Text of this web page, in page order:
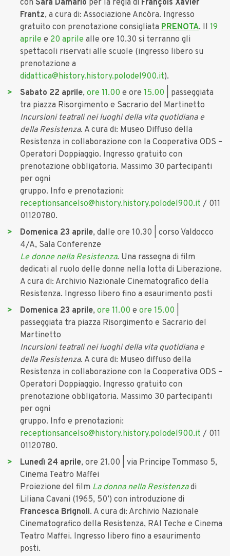
con Sara Damario per la regia di François Xavier
Frantz, a cura di: Associazione Ancòra. Ingresso
gratuito con prenotazione consigliata PRENOTA. Il 19
aprile e 20 aprile alle ore 10.30 si terranno gli
spettacoli riservati alle scuole (ingresso libero su
prenotazione a
didattica@history.history.polodel900.it).
Sabato 22 aprile, ore 11.00 e ore 15.00 | passeggiata
tra piazza Risorgimento e Sacrario del Martinetto
Incursioni teatrali nei luoghi della vita quotidiana e
della Resistenza. A cura di: Museo Diffuso della
Resistenza in collaborazione con la Cooperativa ODS –
Operatori Doppiaggio. Ingresso gratuito con
prenotazione obbligatoria. Massimo 30 partecipanti
per ogni
gruppo. Info e prenotazioni:
receptionsancelso@history.history.polodel900.it / 011
01120780.
Domenica 23 aprile, dalle ore 10.30 | corso Valdocco
4/A, Sala Conferenze
Le donne nella Resistenza. Una rassegna di film
dedicati al ruolo delle donne nella lotta di Liberazione.
A cura di: Archivio Nazionale Cinematografico della
Resistenza. Ingresso libero fino a esaurimento posti
Domenica 23 aprile, ore 11.00 e ore 15.00
passeggiata tra piazza Risorgimento e Sacrario del
Martinetto
Incursioni teatrali nei luoghi della vita quotidiana e
della Resistenza. A cura di: Museo diffuso della
Resistenza in collaborazione con la Cooperativa ODS –
Operatori Doppiaggio. Ingresso gratuito con
prenotazione obbligatoria. Massimo 30 partecipanti
per ogni
gruppo. Info e prenotazioni:
receptionsancelso@history.history.polodel900.it / 011
01120780.
Lunedì 24 aprile, ore 21.00 | via Principe Tommaso 5,
Cinema Teatro Maffei
Proiezione del film La donna nella Resistenzadi
Liliana Cavani (1965, 50’) con introduzione di
Francesca Brignoli. A cura di: Archivio Nazionale
Cinematografico della Resistenza, RAI Teche e Cinema
Teatro Maffei. Ingresso libero fino a esaurimento
posti.